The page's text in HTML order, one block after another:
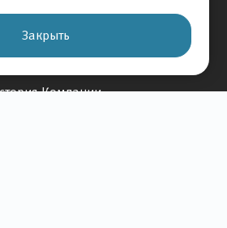
О Компании
Компании
Закрыть